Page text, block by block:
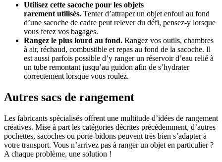
Utilisez cette sacoche pour les objets
rarement utilisés. Tenter d’attraper un objet enfoui au fond
d’une sacoche de cadre peut relever du défi, pensez-y lorsque
vous ferez vos bagages.
Rangez le plus lourd au fond. Rangez vos outils, chambres
à air, réchaud, combustible et repas au fond de la sacoche. Il
est aussi parfois possible d’y ranger un réservoir d’eau relié à
un tube remontant jusqu’au guidon afin de s’hydrater
correctement lorsque vous roulez.
Autres sacs de rangement
Les fabricants spécialisés offrent une multitude d’idées de rangement
créatives. Mise à part les catégories décrites précédemment, d’autres
pochettes, sacoches ou porte-bidons peuvent très bien s’adapter à
votre transport. Vous n’arrivez pas à ranger un objet en particulier ?
A chaque problème, une solution !